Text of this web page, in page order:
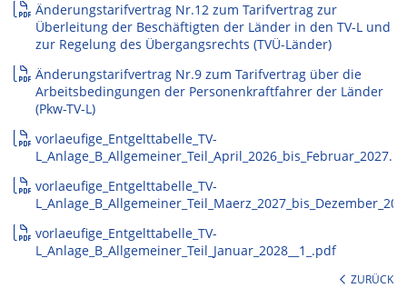
Änderungstarifvertrag Nr.12 zum Tarifvertrag zur
Überleitung der Beschäftigten der Länder in den TV-L und
zur Regelung des Übergangsrechts (TVÜ-Länder)
Änderungstarifvertrag Nr.9 zum Tarifvertrag über die
Arbeitsbedingungen der Personenkraftfahrer der Länder
(Pkw-TV-L)
vorlaeufige_Entgelttabelle_TV-
vorlaeufige_Entgelttabelle_TV-
vorlaeufige_Entgelttabelle_TV-
L_Anlage_B_Allgemeiner_Teil_Januar_2028__1_.pdf
ZURÜCK